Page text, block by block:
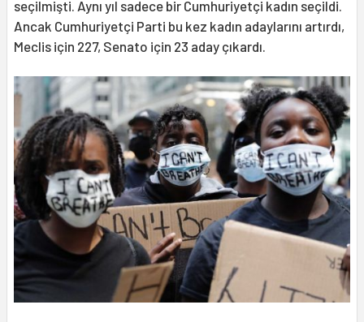
seçilmişti. Aynı yıl sadece bir Cumhuriyetçi kadın seçildi.
Ancak Cumhuriyetçi Parti bu kez kadın adaylarını artırdı,
Meclis için 227, Senato için 23 aday çıkardı.